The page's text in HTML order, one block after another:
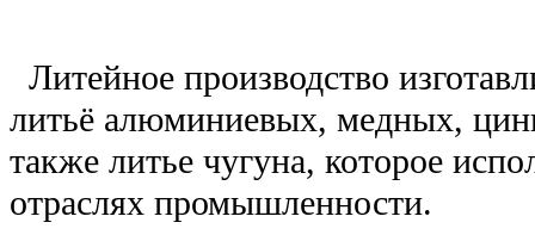
Литейное производство
литьё алюминиевых, медных,
также литье чугуна, которое
отраслях промышленности.